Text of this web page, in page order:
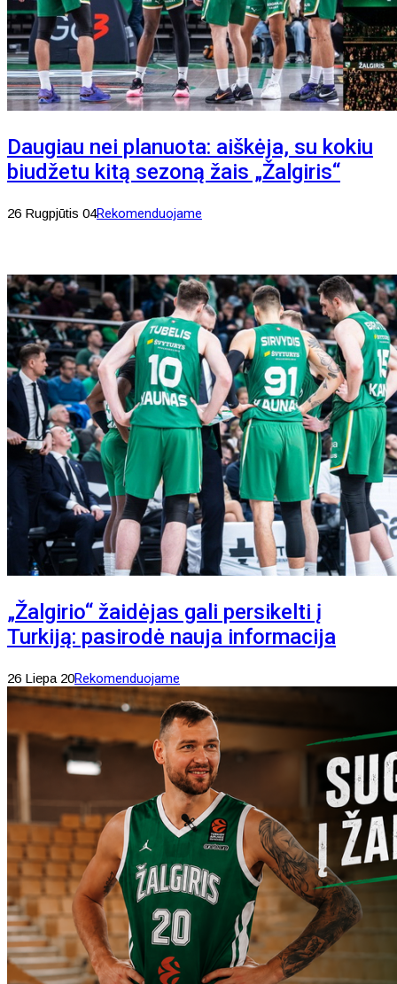
Daugiau nei planuota: aiškėja, su kokiu
biudžetu kitą sezoną žais „Žalgiris“
26 Rugpjūtis 04Rekomenduojame
„Žalgirio“ žaidėjas gali persikelti į
Turkiją: pasirodė nauja informacija
26 Liepa 20Rekomenduojame